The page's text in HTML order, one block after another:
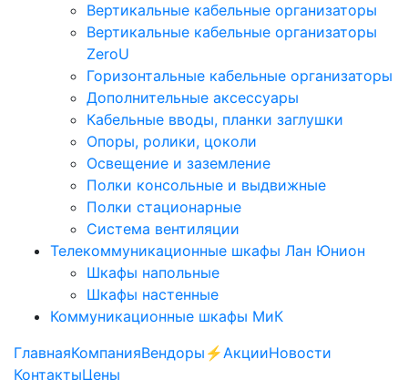
Вертикальные кабельные организаторы
Вертикальные кабельные организаторы
ZeroU
Горизонтальные кабельные организаторы
Дополнительные аксессуары
Кабельные вводы, планки заглушки
Опоры, ролики, цоколи
Освещение и заземление
Полки консольные и выдвижные
Полки стационарные
Система вентиляции
Телекоммуникационные шкафы Лан Юнион
Шкафы напольные
Шкафы настенные
Коммуникационные шкафы МиК
ГлавнаяКомпанияВендоры ⚡️АкцииНовости
КонтактыЦены